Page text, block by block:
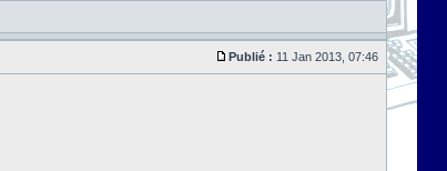
Publié : 11 Jan 2013, 07:46